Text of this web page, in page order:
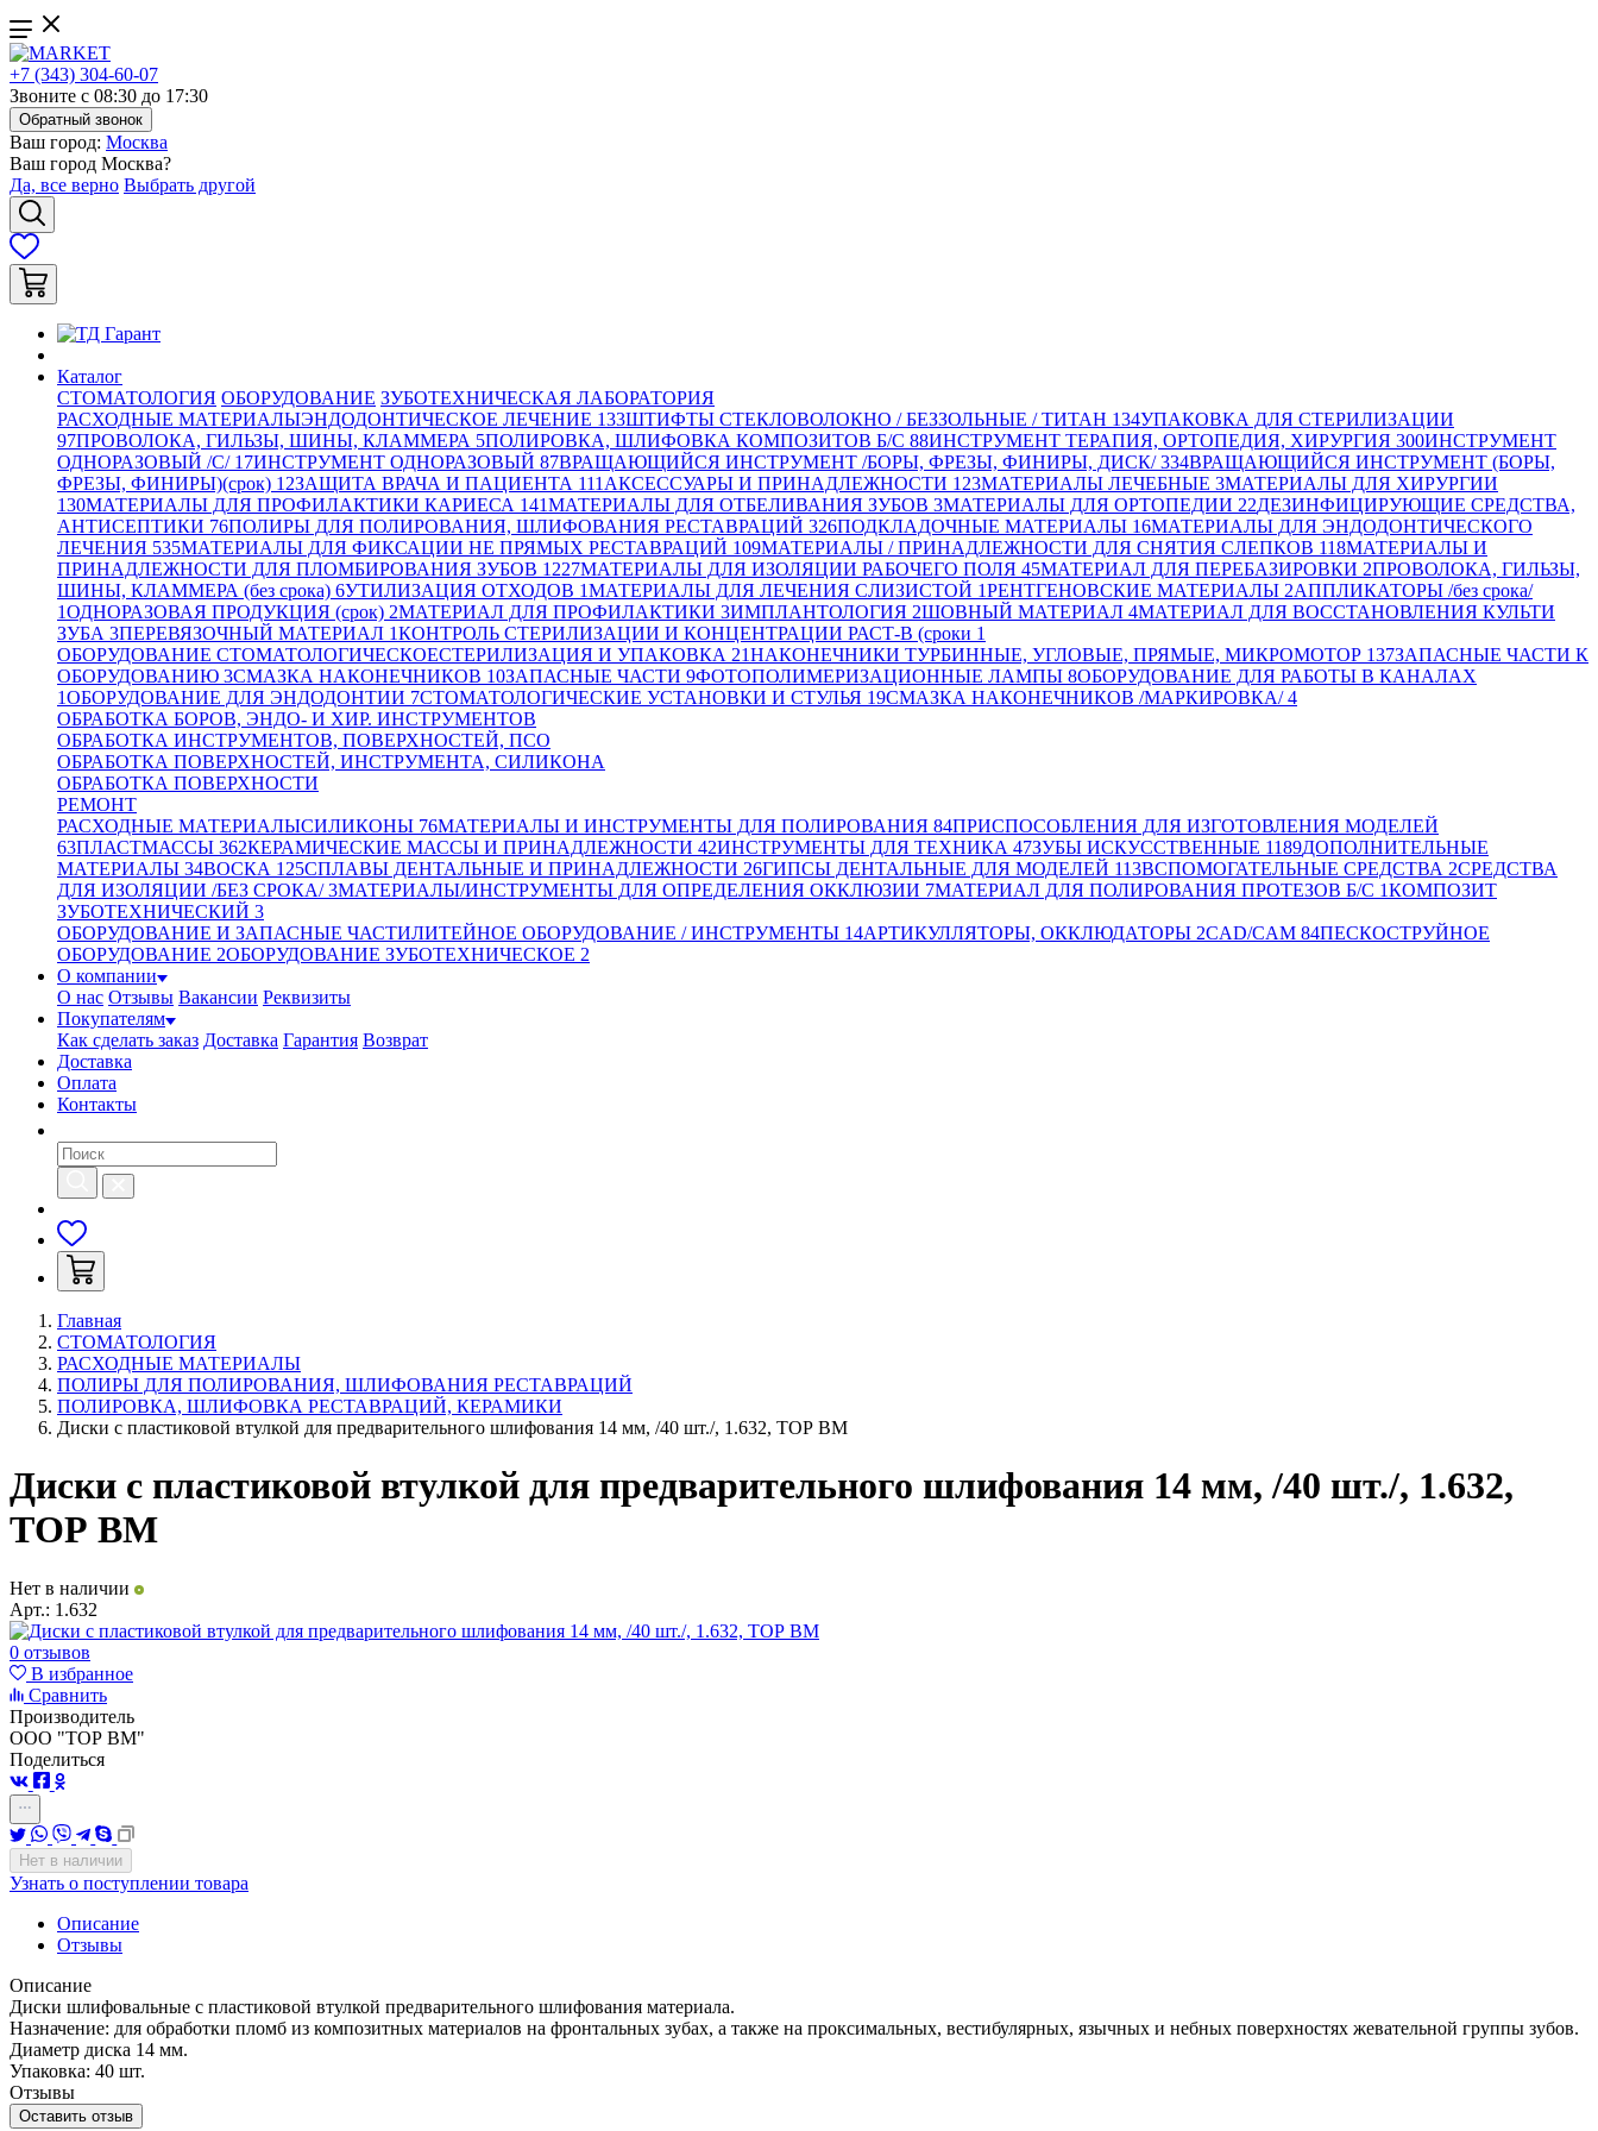
+7 (343) 304-60-07
Звоните с 08:30 до 17:30
Обратный звонок
Ваш город: Москва
Ваш город Москва?
Да, все верно Выбрать другой
Каталог
СТОМАТОЛОГИЯ ОБОРУДОВАНИЕ ЗУБОТЕХНИЧЕСКАЯ ЛАБОРАТОРИЯ
РАСХОДНЫЕ МАТЕРИАЛЫЭНДОДОНТИЧЕСКОЕ ЛЕЧЕНИЕ 133ШТИФТЫ СТЕКЛОВОЛОКНО / БЕЗЗОЛЬНЫЕ / ТИТАН 134УПАКОВКА ДЛЯ СТЕРИЛИЗАЦИИ
97ПРОВОЛОКА, ГИЛЬЗЫ, ШИНЫ, КЛАММЕРА 5ПОЛИРОВКА, ШЛИФОВКА КОМПОЗИТОВ Б/С 88ИНСТРУМЕНТ ТЕРАПИЯ, ОРТОПЕДИЯ, ХИРУРГИЯ 300ИНСТРУМЕНТ
ОДНОРАЗОВЫЙ /С/17ИНСТРУМЕНТ ОДНОРАЗОВЫЙ 87ВРАЩАЮЩИЙСЯ ИНСТРУМЕНТ /БОРЫ, ФРЕЗЫ, ФИНИРЫ, ДИСК/334ВРАЩАЮЩИЙСЯ ИНСТРУМЕНТ (БОРЫ,
ФРЕЗЫ, ФИНИРЫ)(срок) 12ЗАЩИТА ВРАЧА И ПАЦИЕНТА 111 АКСЕССУАРЫ И ПРИНАДЛЕЖНОСТИ 123МАТЕРИАЛЫ ЛЕЧЕБНЫЕ 3МАТЕРИАЛЫ ДЛЯ ХИРУРГИИ
130МАТЕРИАЛЫ ДЛЯ ПРОФИЛАКТИКИ КАРИЕСА 141МАТЕРИАЛЫ ДЛЯ ОТБЕЛИВАНИЯ ЗУБОВ 3МАТЕРИАЛЫ ДЛЯ ОРТОПЕДИИ 22ДЕЗИНФИЦИРУЮЩИЕ СРЕДСТВА,
АНТИСЕПТИКИ 76ПОЛИРЫ ДЛЯ ПОЛИРОВАНИЯ, ШЛИФОВАНИЯ РЕСТАВРАЦИЙ 326ПОДКЛАДОЧНЫЕ МАТЕРИАЛЫ 16МАТЕРИАЛЫ ДЛЯ ЭНДОДОНТИЧЕСКОГО
ЛЕЧЕНИЯ 535МАТЕРИАЛЫ ДЛЯ ФИКСАЦИИ НЕ ПРЯМЫХ РЕСТАВРАЦИЙ 109МАТЕРИАЛЫ / ПРИНАДЛЕЖНОСТИ ДЛЯ СНЯТИЯ СЛЕПКОВ 118МАТЕРИАЛЫ И
ПРИНАДЛЕЖНОСТИ ДЛЯ ПЛОМБИРОВАНИЯ ЗУБОВ 1227МАТЕРИАЛЫ ДЛЯ ИЗОЛЯЦИИ РАБОЧЕГО ПОЛЯ 45МАТЕРИАЛ ДЛЯ ПЕРЕБАЗИРОВКИ 2ПРОВОЛОКА, ГИЛЬЗЫ,
ШИНЫ, КЛАММЕРА (без срока) 6УТИЛИЗАЦИЯ ОТХОДОВ 1МАТЕРИАЛЫ ДЛЯ ЛЕЧЕНИЯ СЛИЗИСТОЙ 1РЕНТГЕНОВСКИЕ МАТЕРИАЛЫ 2АППЛИКАТОРЫ /без срока/
1ОДНОРАЗОВАЯ ПРОДУКЦИЯ (срок) 2МАТЕРИАЛ ДЛЯ ПРОФИЛАКТИКИ 3ИМПЛАНТОЛОГИЯ 2ШОВНЫЙ МАТЕРИАЛ 4МАТЕРИАЛ ДЛЯ ВОССТАНОВЛЕНИЯ КУЛЬТИ
ЗУБА 3ПЕРЕВЯЗОЧНЫЙ МАТЕРИАЛ 1КОНТРОЛЬ СТЕРИЛИЗАЦИИ И КОНЦЕНТРАЦИИ РАСТ-В (сроки 1
ОБОРУДОВАНИЕ СТОМАТОЛОГИЧЕСКОЕСТЕРИЛИЗАЦИЯ И УПАКОВКА 21НАКОНЕЧНИКИ ТУРБИННЫЕ, УГЛОВЫЕ, ПРЯМЫЕ, МИКРОМОТОР 137ЗАПАСНЫЕ ЧАСТИ К
ОБОРУДОВАНИЮ 3СМАЗКА НАКОНЕЧНИКОВ 10ЗАПАСНЫЕ ЧАСТИ 9ФОТОПОЛИМЕРИЗАЦИОННЫЕ ЛАМПЫ 8ОБОРУДОВАНИЕ ДЛЯ РАБОТЫ В КАНАЛАХ
1ОБОРУДОВАНИЕ ДЛЯ ЭНДОДОНТИИ 7СТОМАТОЛОГИЧЕСКИЕ УСТАНОВКИ И СТУЛЬЯ 19СМАЗКА НАКОНЕЧНИКОВ /МАРКИРОВКА/4
ОБРАБОТКА БОРОВ, ЭНДО- И ХИР. ИНСТРУМЕНТОВ
ОБРАБОТКА ИНСТРУМЕНТОВ, ПОВЕРХНОСТЕЙ, ПСО
ОБРАБОТКА ПОВЕРХНОСТЕЙ, ИНСТРУМЕНТА, СИЛИКОНА
ОБРАБОТКА ПОВЕРХНОСТИ
РЕМОНТ
РАСХОДНЫЕ МАТЕРИАЛЫСИЛИКОНЫ 76МАТЕРИАЛЫ И ИНСТРУМЕНТЫ ДЛЯ ПОЛИРОВАНИЯ 84ПРИСПОСОБЛЕНИЯ ДЛЯ ИЗГОТОВЛЕНИЯ МОДЕЛЕЙ
63ПЛАСТМАССЫ 362КЕРАМИЧЕСКИЕ МАССЫ И ПРИНАДЛЕЖНОСТИ 42ИНСТРУМЕНТЫ ДЛЯ ТЕХНИКА 47ЗУБЫ ИСКУССТВЕННЫЕ 1189ДОПОЛНИТЕЛЬНЫЕ
МАТЕРИАЛЫ 34ВОСКА 125СПЛАВЫ ДЕНТАЛЬНЫЕ И ПРИНАДЛЕЖНОСТИ 26ГИПСЫ ДЕНТАЛЬНЫЕ ДЛЯ МОДЕЛЕЙ 113ВСПОМОГАТЕЛЬНЫЕ СРЕДСТВА 2СРЕДСТВА
ДЛЯ ИЗОЛЯЦИИ /БЕЗ СРОКА/3МАТЕРИАЛЫ/ИНСТРУМЕНТЫ ДЛЯ ОПРЕДЕЛЕНИЯ ОККЛЮЗИИ 7МАТЕРИАЛ ДЛЯ ПОЛИРОВАНИЯ ПРОТЕЗОВ Б/С 1КОМПОЗИТ
ЗУБОТЕХНИЧЕСКИЙ 3
ОБОРУДОВАНИЕ И ЗАПАСНЫЕ ЧАСТИЛИТЕЙНОЕ ОБОРУДОВАНИЕ / ИНСТРУМЕНТЫ 14АРТИКУЛЛЯТОРЫ, ОККЛЮДАТОРЫ 2CAD/CAM 84ПЕСКОСТРУЙНОЕ
ОБОРУДОВАНИЕ 2ОБОРУДОВАНИЕ ЗУБОТЕХНИЧЕСКОЕ 2
О компании
О нас Отзывы Вакансии Реквизиты
Покупателям
Как сделать заказ Доставка Гарантия Возврат
Доставка
Оплата
Контакты
Главная
СТОМАТОЛОГИЯ
РАСХОДНЫЕ МАТЕРИАЛЫ
ПОЛИРЫ ДЛЯ ПОЛИРОВАНИЯ, ШЛИФОВАНИЯ РЕСТАВРАЦИЙ
ПОЛИРОВКА, ШЛИФОВКА РЕСТАВРАЦИЙ, КЕРАМИКИ
Диски с пластиковой втулкой для предварительного шлифования 14 мм, /40 шт./, 1.632, ТОР ВМ
Диски с пластиковой втулкой для предварительного шлифования 14 мм, /40 шт./, 1.632,
ТОР ВМ
Нет в наличии
Арт.: 1.632
0 отзывов
В избранное
Сравнить
Производитель
ООО "ТОР ВМ"
Поделиться
Нет в наличии
Узнать о поступлении товара
Описание
Отзывы
Описание
Диски шлифовальные с пластиковой втулкой предварительного шлифования материала.
Назначение: для обработки пломб из композитных материалов на фронтальных зубах, а также на проксимальных, вестибулярных, язычных и небных поверхностях жевательной группы зубов.
Диаметр диска 14 мм.
Упаковка: 40 шт.
Отзывы
Оставить отзыв